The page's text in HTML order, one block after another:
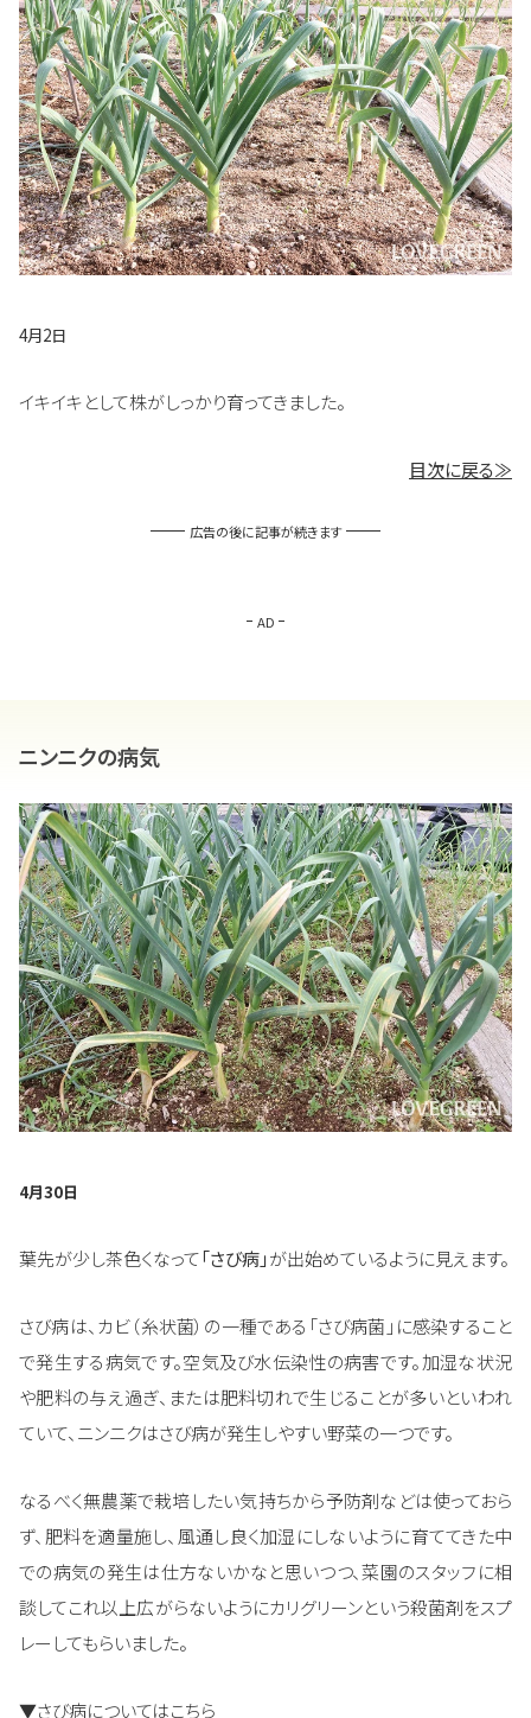
4月2日
イキイキとして株がしっかり育ってきました。
目次に戻る≫
広告の後に記事が続きます
AD
ニンニクの病気
4月30日
葉先が少し茶色くなって「さび病」が出始めているように見えます。
さび病は、カビ（糸状菌）の一種である「さび病菌」に感染すること
で発生する病気です。空気及び水伝染性の病害です。加湿な状況
や肥料の与え過ぎ、または肥料切れで生じることが多いといわれ
ていて、ニンニクはさび病が発生しやすい野菜の一つです。
なるべく無農薬で栽培したい気持ちから予防剤などは使っておら
ず、肥料を適量施し、風通し良く加湿にしないように育ててきた中
での病気の発生は仕方ないかなと思いつつ、菜園のスタッフに相
談してこれ以上広がらないようにカリグリーンという殺菌剤をスプ
レーしてもらいました。
▼さび病についてはこちら